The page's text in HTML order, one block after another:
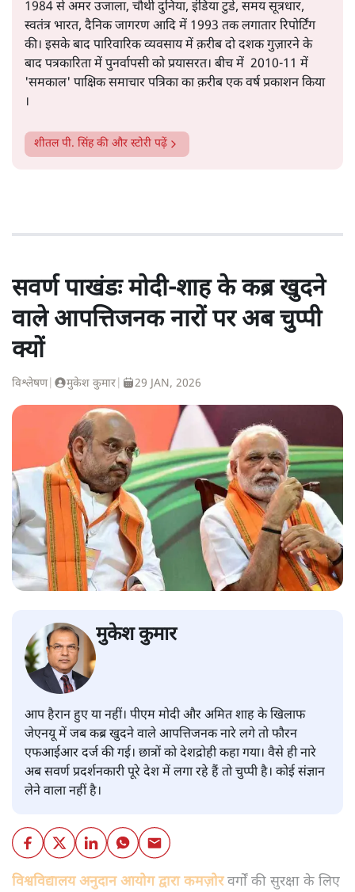
1984 से अमर उजाला, चौथी दुनिया, इंडिया टुडे, समय सूत्रधार,
स्वतंत्र भारत, दैनिक जागरण आदि में 1993 तक लगातार रिपोर्टिंग
की। इसके बाद पारिवारिक व्यवसाय में क़रीब दो दशक गुज़ारने के
बाद पत्रकारिता में पुनर्वापसी को प्रयासरत। बीच में 2010-11 में
'समकाल' पाक्षिक समाचार पत्रिका का क़रीब एक वर्ष प्रकाशन किया
।
शीतल पी. सिंहकी और स्टोरी पढ़ें
सवर्ण पाखंडः मोदी-शाह के कब्र खुदने
वाले आपत्तिजनक नारों पर अब चुप्पी
क्यों
विश्लेषण| मुकेश कुमार 29 JAN, 2026
मुकेश कुमार
आप हैरान हुए या नहीं। पीएम मोदी और अमित शाह के खिलाफ
जेएनयू में जब कब्र खुदने वाले आपत्तिजनक नारे लगे तो फौरन
एफआईआर दर्ज की गई। छात्रों को देशद्रोही कहा गया। वैसे ही नारे
अब सवर्ण प्रदर्शनकारी पूरे देश में लगा रहे हैं तो चुप्पी है। कोई संज्ञान
लेने वाला नहीं है।
विश्वविद्यालय अनुदान आयोग द्वारा कमज़ोरवर्गों की सुरक्षा के लिए